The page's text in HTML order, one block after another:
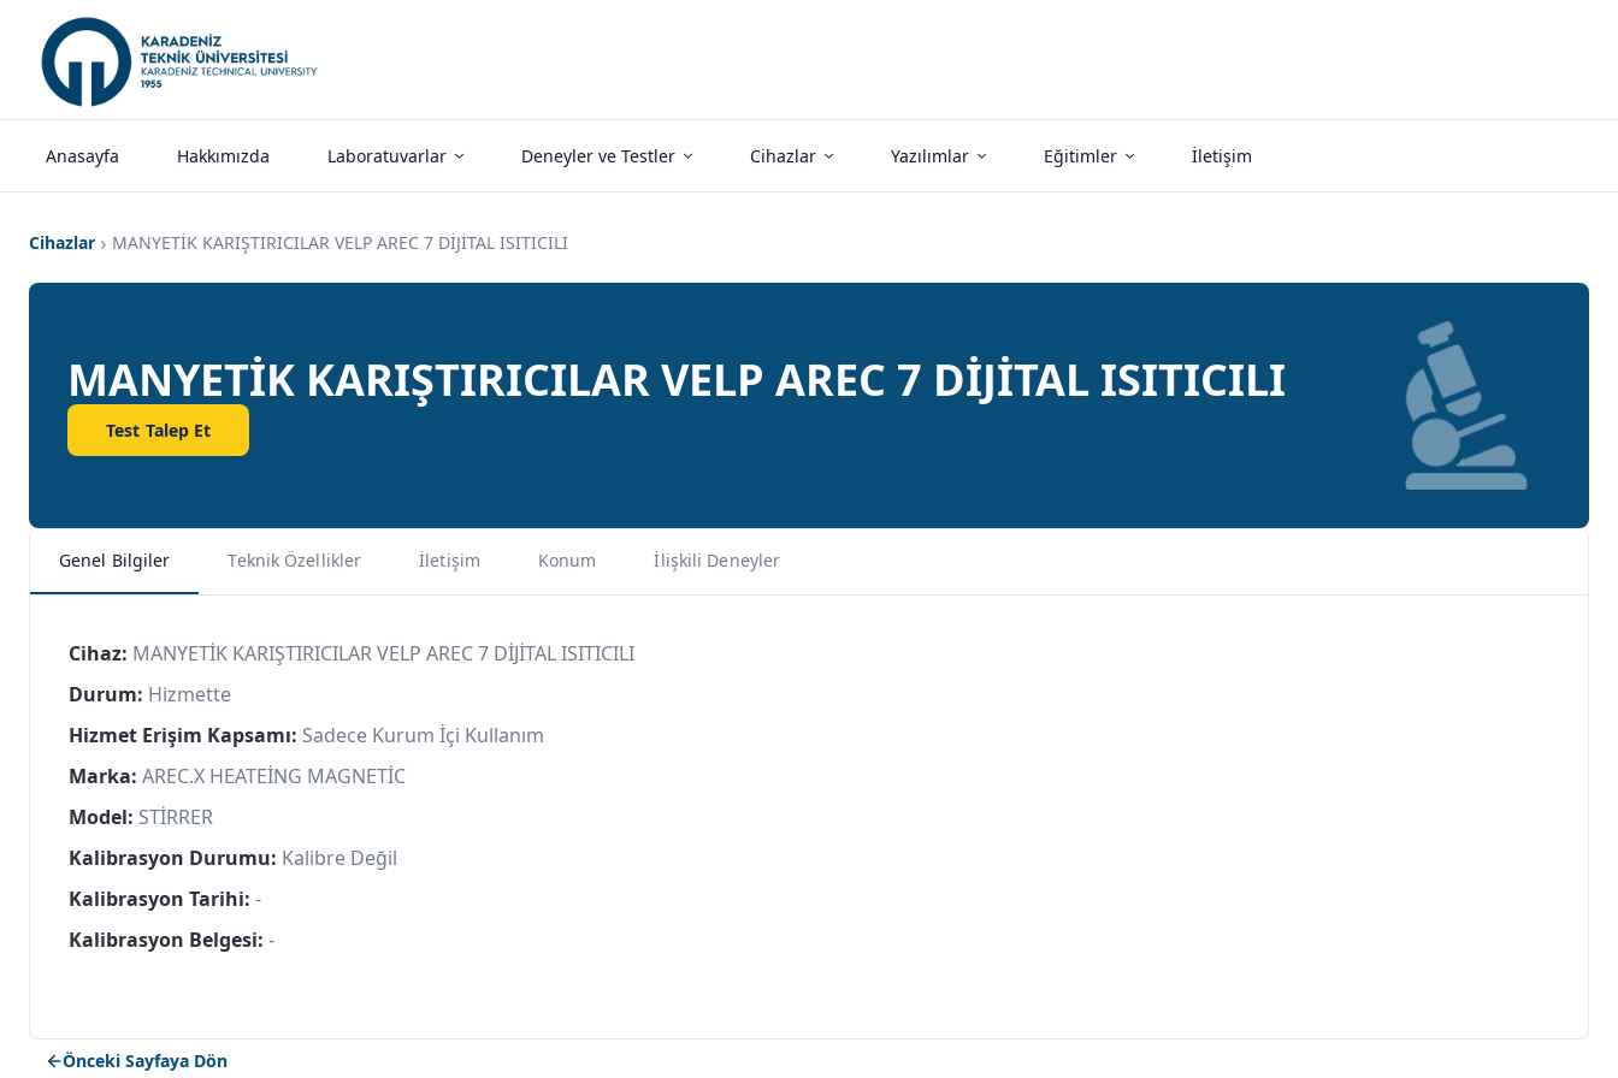
Anasayfa Hakkımızda Laboratuvarlar Deneyler ve Testler Cihazlar Yazılımlar Eğitimler İletişim
Cihazlar MANYETİK KARIŞTIRICILAR VELP AREC 7 DİJİTAL ISITICILI
MANYETİK KARIŞTIRICILAR VELP AREC 7 DİJİTAL ISITICILI
Test Talep Et
Genel Bilgiler Teknik Özellikler İletişim Konum İlişkili Deneyler
Cihaz: MANYETİK KARIŞTIRICILAR VELP AREC 7 DİJİTAL ISITICILI
Durum: Hizmette
Hizmet Erişim Kapsamı: Sadece Kurum İçi Kullanım
Marka: AREC.X HEATEİNG MAGNETİC
Model: STİRRER
Kalibrasyon Durumu: Kalibre Değil
Kalibrasyon Tarihi: -
Kalibrasyon Belgesi: -
Önceki Sayfaya Dön